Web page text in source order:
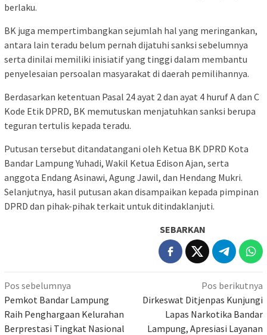
berlaku.
BK juga mempertimbangkan sejumlah hal yang meringankan,
antara lain teradu belum pernah dijatuhi sanksi sebelumnya
serta dinilai memiliki inisiatif yang tinggi dalam membantu
penyelesaian persoalan masyarakat di daerah pemilihannya.
Berdasarkan ketentuan Pasal 24 ayat 2 dan ayat 4 huruf A dan C
Kode Etik DPRD, BK memutuskan menjatuhkan sanksi berupa
teguran tertulis kepada teradu.
Putusan tersebut ditandatangani oleh Ketua BK DPRD Kota
Bandar Lampung Yuhadi, Wakil Ketua Edison Ajan, serta
anggota Endang Asinawi, Agung Jawil, dan Hendang Mukri.
Selanjutnya, hasil putusan akan disampaikan kepada pimpinan
DPRD dan pihak-pihak terkait untuk ditindaklanjuti.
SEBARKAN
Navigasi
pos
Pos sebelumnya
Pemkot Bandar Lampung
Raih Penghargaan Kelurahan
Berprestasi Tingkat Nasional
Pos berikutnya
Dirkeswat Ditjenpas Kunjungi
Lapas Narkotika Bandar
Lampung, Apresiasi Layanan